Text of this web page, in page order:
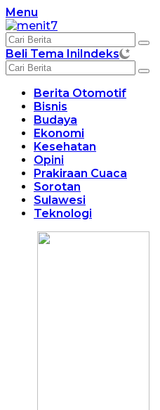
Langsung
ke
konten
Menu
Beli Tema IniIndeks
Berita Otomotif
Bisnis
Budaya
Ekonomi
Kesehatan
Opini
Prakiraan Cuaca
Sorotan
Sulawesi
Teknologi